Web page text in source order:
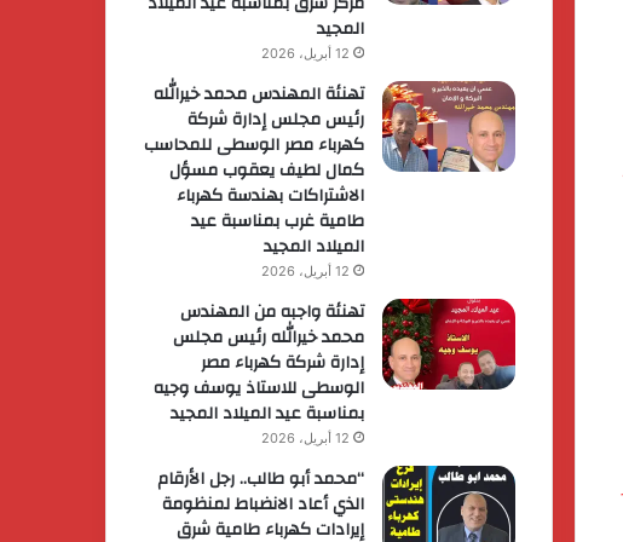
المجيد
12 أبريل، 2026
تهنئة المهندس محمد خيرالله
رئيس مجلس إدارة شركة
كهرباء مصر الوسطى للمحاسب
كمال لطيف يعقوب مسؤل
الاشتراكات بهندسة كهرباء
طامية غرب بمناسبة عيد
الميلاد المجيد
12 أبريل، 2026
تهنئة واجبه من المهندس
محمد خيرالله رئيس مجلس
إدارة شركة كهرباء مصر
الوسطى للاستاذ يوسف وجيه
بمناسبة عيد الميلاد المجيد
12 أبريل، 2026
“محمد أبو طالب.. رجل الأرقام
الذي أعاد الانضباط لمنظومة
إيرادات كهرباء طامية شرق